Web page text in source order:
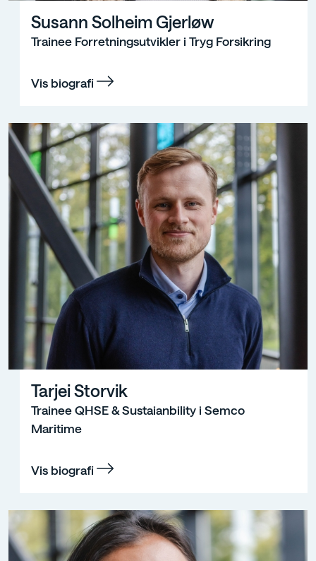
Susann Solheim Gjerløw
Trainee Forretningsutvikler i Tryg Forsikring
Vis biografi
Tarjei Storvik
Trainee QHSE & Sustaianbility i Semco
Maritime
Vis biografi